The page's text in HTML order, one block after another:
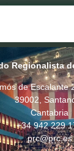
Regionalista
de Escalante
39002,
Cantabria
+34 942 229
prc@prc.es